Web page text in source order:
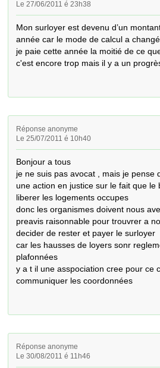
Le 27/06/2011 é 23h38
Mon surloyer est devenu d’un
année car le mode de calcul a changé
je paie cette année la moitié de ce
c'est encore trop mais il y a un
Réponse anonyme
Le 25/07/2011 é 10h40
Bonjour a tous
je ne suis pas avocat , mais je pense
une action en justice sur le fait que le
liberer les logements occupes
donc les organismes doivent nous
preavis raisonnable pour trouvrer a
decider de rester et payer le surloyer
car les hausses de loyers sonr
plafonnées
y a t il une asspociation cree pour ce
communiquer les coordonnées
Réponse anonyme
Le 30/08/2011 é 11h46